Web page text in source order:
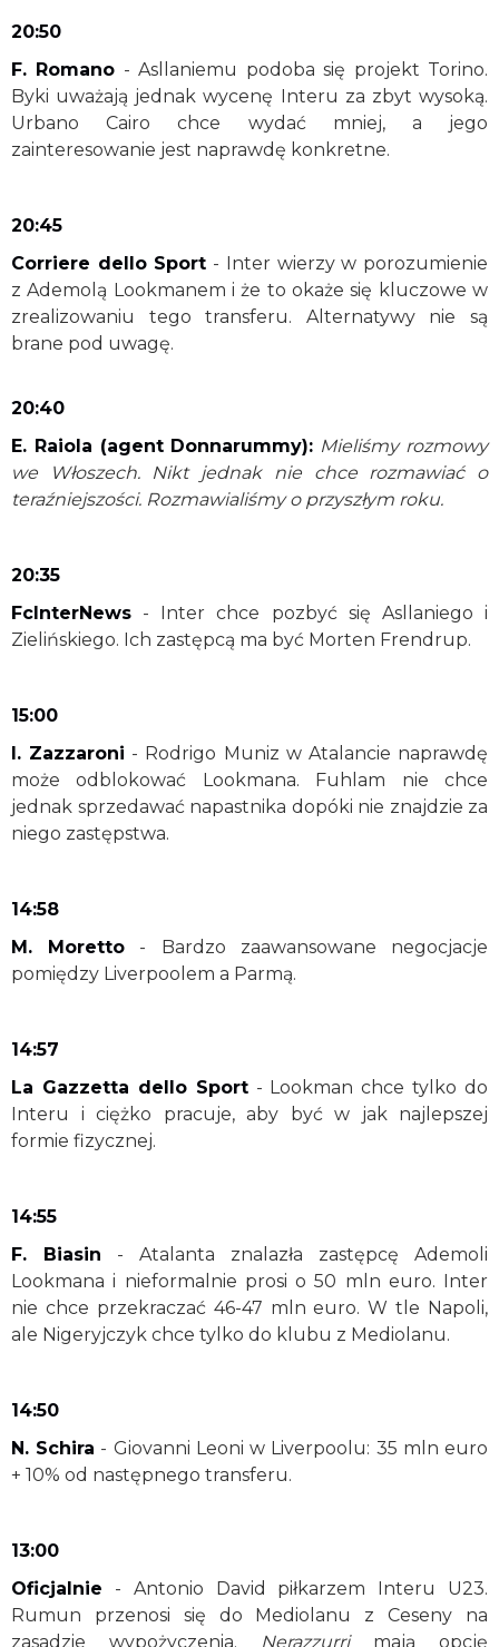
20:50
F. Romano - Asllaniemu podoba się projekt Torino.
Byki uważają jednak wycenę Interu za zbyt wysoką.
Urbano Cairo chce wydać mniej, a jego
zainteresowanie jest naprawdę konkretne.
20:45
Corriere dello Sport - Inter wierzy w porozumienie
z Ademolą Lookmanem i że to okaże się kluczowe w
zrealizowaniu tego transferu. Alternatywy nie są
brane pod uwagę.
20:40
E. Raiola (agent Donnarummy): Mieliśmy rozmowy
we Włoszech. Nikt jednak nie chce rozmawiać o
teraźniejszości. Rozmawialiśmy o przyszłym roku.
20:35
FcInterNews - Inter chce pozbyć się Asllaniego i
Zielińskiego. Ich zastępcą ma być Morten Frendrup.
15:00
I. Zazzaroni - Rodrigo Muniz w Atalancie naprawdę
może odblokować Lookmana. Fuhlam nie chce
jednak sprzedawać napastnika dopóki nie znajdzie za
niego zastępstwa.
14:58
M. Moretto - Bardzo zaawansowane negocjacje
pomiędzy Liverpoolem a Parmą.
14:57
La Gazzetta dello Sport- Lookman chce tylko do
Interu i ciężko pracuje, aby być w jak najlepszej
formie fizycznej.
14:55
F. Biasin - Atalanta znalazła zastępcę Ademoli
Lookmana i nieformalnie prosi o 50 mln euro. Inter
nie chce przekraczać 46-47 mln euro. W tle Napoli,
ale Nigeryjczyk chce tylko do klubu z Mediolanu.
14:50
N. Schira - Giovanni Leoni w Liverpoolu: 35 mln euro
+ 10% od następnego transferu.
13:00
Oficjalnie - Antonio David piłkarzem Interu U23.
Rumun przenosi się do Mediolanu z Ceseny na
zasadzie wypożyczenia.
Nerazzurrimają opcję